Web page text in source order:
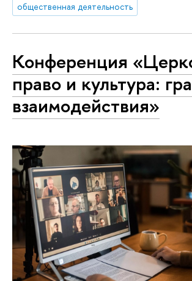
общественная деятельность
Конференция
право и культура:
взаимодействия»